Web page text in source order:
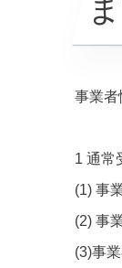
事業者
1 通常
(1) 事
(2) 事
(3)事